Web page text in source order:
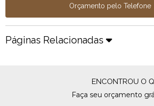
Orçamento pelo Telefone
Páginas Relacionadas
ENCONTROU O
Faça seu orçamento